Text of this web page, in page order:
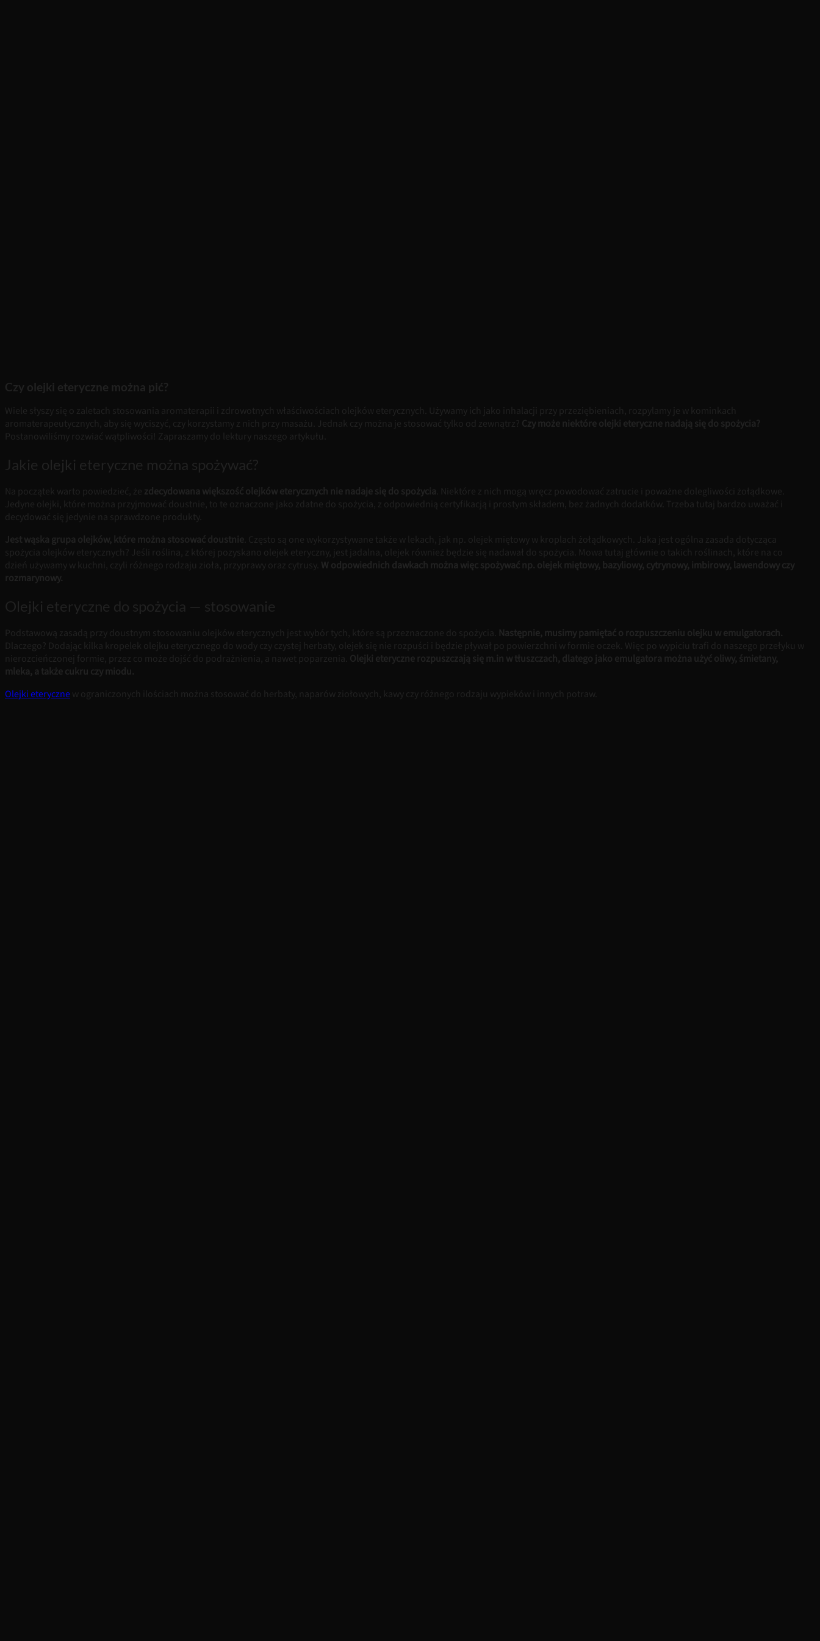
Czy olejki eteryczne można pić?
Wiele słyszy się o zaletach stosowania aromaterapii i zdrowotnych właściwościach olejków eterycznych. Używamy ich jako inhalacji przy przeziębieniach, rozpylamy je w kominkach
aromaterapeutycznych, aby się wyciszyć, czy korzystamy z nich przy masażu. Jednak czy można je stosować tylko od zewnątrz? Czy może niektóre olejki eteryczne nadają się do spożycia?
Postanowiliśmy rozwiać wątpliwości! Zapraszamy do lektury naszego artykułu.
Jakie olejki eteryczne można spożywać?
Na początek warto powiedzieć, że zdecydowana większość olejków eterycznych nie nadaje się do spożycia . Niektóre z nich mogą wręcz powodować zatrucie i poważne dolegliwości żołądkowe.
Jedyne olejki, które można przyjmować doustnie, to te oznaczone jako zdatne do spożycia, z odpowiednią certyfikacją i prostym składem, bez żadnych dodatków. Trzeba tutaj bardzo uważać i
decydować się jedynie na sprawdzone produkty.
Jest wąska grupa olejków, które można stosować doustnie . Często są one wykorzystywane także w lekach, jak np. olejek miętowy w kroplach żołądkowych. Jaka jest ogólna zasada dotycząca
spożycia olejków eterycznych? Jeśli roślina, z której pozyskano olejek eteryczny, jest jadalna, olejek również będzie się nadawał do spożycia. Mowa tutaj głównie o takich roślinach, które na co
dzień używamy w kuchni, czyli różnego rodzaju zioła, przyprawy oraz cytrusy. W odpowiednich dawkach można więc spożywać np. olejek miętowy, bazyliowy, cytrynowy, imbirowy, lawendowy czy
rozmarynowy.
Olejki eteryczne do spożycia — stosowanie
Podstawową zasadą przy doustnym stosowaniu olejków eterycznych jest wybór tych, które są przeznaczone do spożycia. Następnie, musimy pamiętać o rozpuszczeniu olejku w emulgatorach.
Dlaczego? Dodając kilka kropelek olejku eterycznego do wody czy czystej herbaty, olejek się nie rozpuści i będzie pływał po powierzchni w formie oczek. Więc po wypiciu trafi do naszego przełyku w
nierozcieńczonej formie, przez co może dojść do podrażnienia, a nawet poparzenia. Olejki eteryczne rozpuszczają się m.in w tłuszczach, dlatego jako emulgatora można użyć oliwy, śmietany,
mleka, a także cukru czy miodu.
Olejki eteryczne w ograniczonych ilościach można stosować do herbaty, naparów ziołowych, kawy czy różnego rodzaju wypieków i innych potraw.